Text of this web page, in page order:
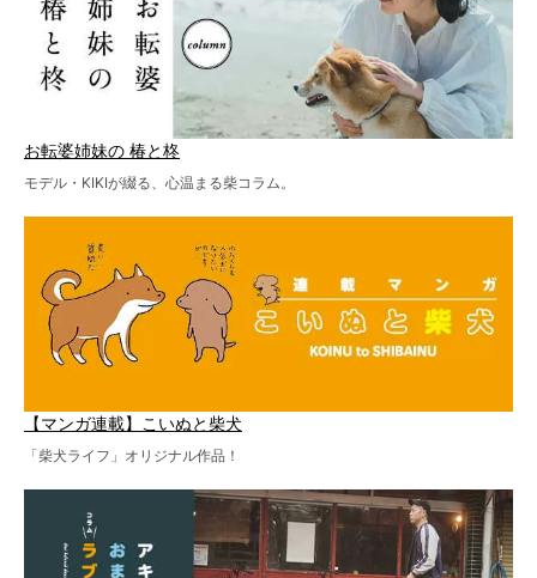
お転婆姉妹の 椿と柊
モデル・KIKIが綴る、心温まる柴コラム。
【マンガ連載】こいぬと柴犬
「柴犬ライフ」オリジナル作品！